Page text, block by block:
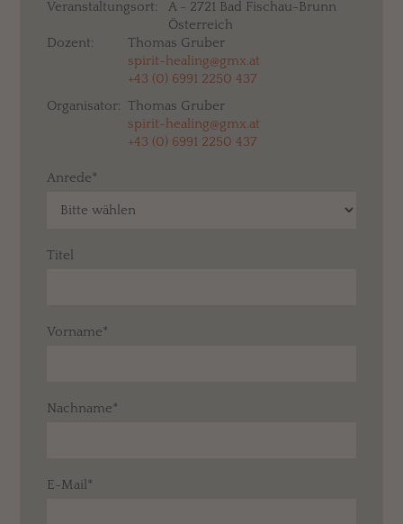
Veranstaltungsort:
A - 2721 Bad Fischau-Brunn
Österreich
Dozent:
Thomas Gruber
spirit-healing@gmx.at
+43 (0) 6991 2250 437
Organisator: Thomas Gruber
spirit-healing@gmx.at
+43 (0) 6991 2250 437
Anrede*
Titel
Vorname*
Nachname*
E-Mail*